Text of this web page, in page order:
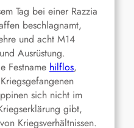
Tag bei einer Razzia
beschlagnamt,
und acht M14
Ausrüstung.
Festname hilflos,
sich nicht im
gibt,
Kriegsverhältnissen.